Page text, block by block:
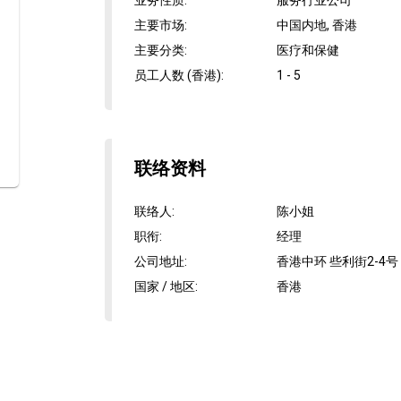
主要市场:
中国内地, 香港
主要分类:
医疗和保健
员工人数 (香港): 1 - 5
联络资料
联络人:
陈小姐
职衔:
经理
公司地址:
香港中环 些利街2-4号
国家 / 地区: 香港